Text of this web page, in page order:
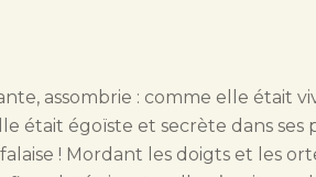
assombrie : comme elle était
était égoïste et secrète dans ses
! Mordant les doigts et les